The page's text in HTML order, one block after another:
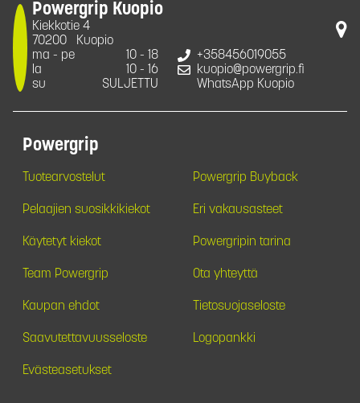
Powergrip Kuopio
Kiekkotie 4
70200
Kuopio
ma - pe
10 - 18
la
10 - 16
su
SULJETTU
+358456019055
kuopio@powergrip.fi
WhatsApp Kuopio
Powergrip
Tuotearvostelut Powergrip Buyback
Pelaajien suosikkikiekot Eri vakausasteet
Käytetyt kiekot Powergripin tarina
Team Powergrip Ota yhteyttä
Kaupan ehdot Tietosuojaseloste
Saavutettavuusseloste Logopankki
Evästeasetukset